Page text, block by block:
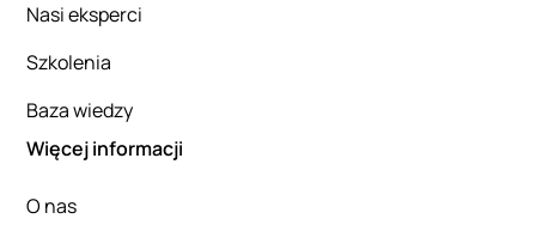
Nasi eksperci
Szkolenia
Baza wiedzy
Więcej informacji
O nas